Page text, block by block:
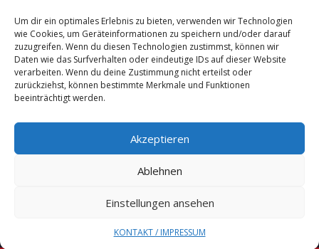
Um dir ein optimales Erlebnis zu bieten, verwenden wir Technologien
wie Cookies, um Geräteinformationen zu speichern und/oder darauf
zuzugreifen. Wenn du diesen Technologien zustimmst, können wir
Daten wie das Surfverhalten oder eindeutige IDs auf dieser Website
verarbeiten. Wenn du deine Zustimmung nicht erteilst oder
zurückziehst, können bestimmte Merkmale und Funktionen
beeinträchtigt werden.
Akzeptieren
Ablehnen
Einstellungen ansehen
KONTAKT / IMPRESSUM
SPONSOREN
Stadtplan
Startseite
STATIONEN
Copyright © 2025 Stadt Göppingen / Umsetzung Homepage Uwe